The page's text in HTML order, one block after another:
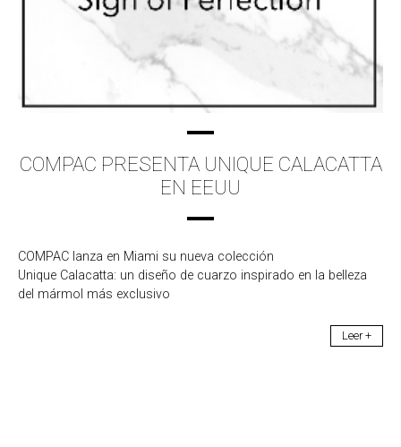
COMPAC PRESENTA UNIQUE CALACATTA
EN EEUU
COMPAC lanza en Miami su nueva colección
Unique Calacatta: un diseño de cuarzo inspirado en la belleza
del mármol más exclusivo
Leer +